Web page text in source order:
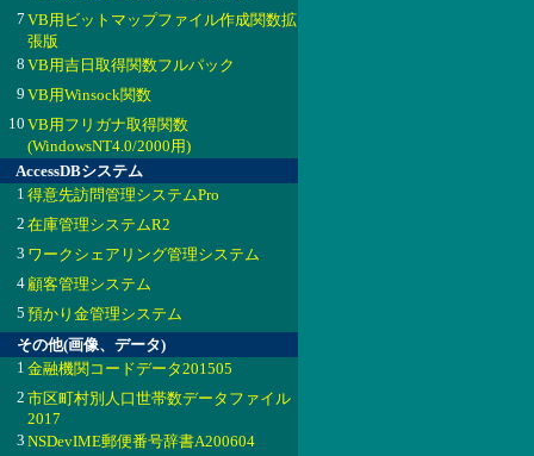
7 VB用ビットマップファイル作成関数拡
張版
8 VB用吉日取得関数フルパック
9 VB用Winsock関数
10 VB用フリガナ取得関数
(WindowsNT4.0/2000用)
AccessDBシステム
1 得意先訪問管理システムPro
2 在庫管理システムR2
3 ワークシェアリング管理システム
4顧客管理システム
5 預かり金管理システム
その他(画像、データ)
1 金融機関コードデータ201505
2 市区町村別人口世帯数データファイル
2017
3 NSDevIME郵便番号辞書A200604